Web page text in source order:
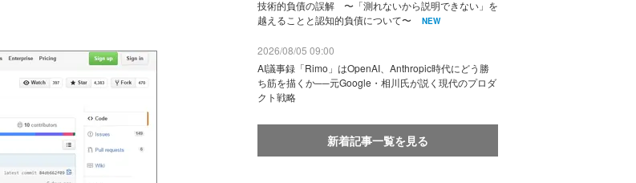
技術的負債の誤解 〜「測れないから説明できない」を
越えることと認知的負債について〜
NEW
2026/08/05 09:00
AI議事録「Rimo」はOpenAI、Anthropic時代にどう勝
ち筋を描くか──元Google・相川氏が説く現代のプロダ
クト戦略
新着記事一覧を見る